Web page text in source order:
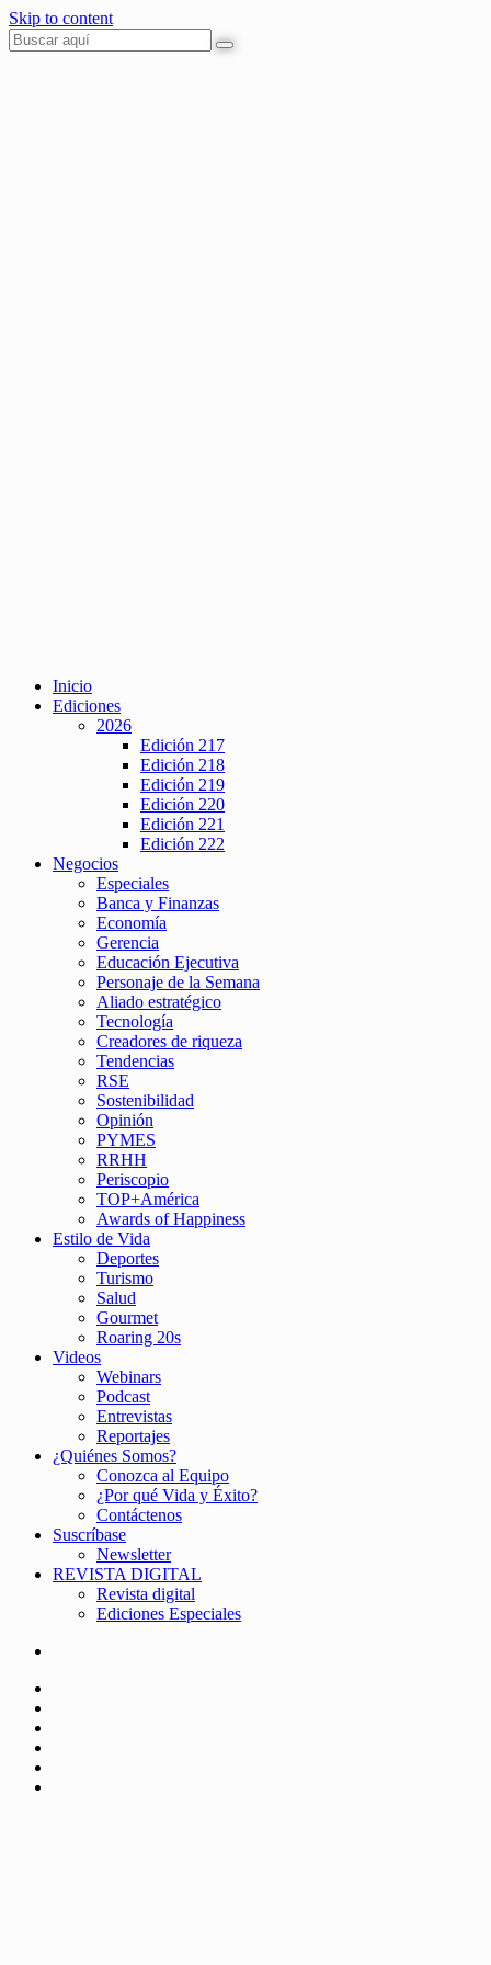
Skip to content
Inicio
Ediciones
2026
Edición 217
Edición 218
Edición 219
Edición 220
Edición 221
Edición 222
Negocios
Especiales
Banca y Finanzas
Economía
Gerencia
Educación Ejecutiva
Personaje de la Semana
Aliado estratégico
Tecnología
Creadores de riqueza
Tendencias
RSE
Sostenibilidad
Opinión
PYMES
RRHH
Periscopio
TOP+América
Awards of Happiness
Estilo de Vida
Deportes
Turismo
Salud
Gourmet
Roaring 20s
Videos
Webinars
Podcast
Entrevistas
Reportajes
¿Quiénes Somos?
Conozca al Equipo
¿Por qué Vida y Éxito?
Contáctenos
Suscríbase
Newsletter
REVISTA DIGITAL
Revista digital
Ediciones Especiales